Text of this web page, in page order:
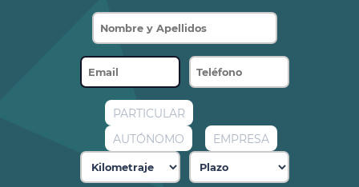
PARTICULAR
AUTÓNOMO
EMPRESA